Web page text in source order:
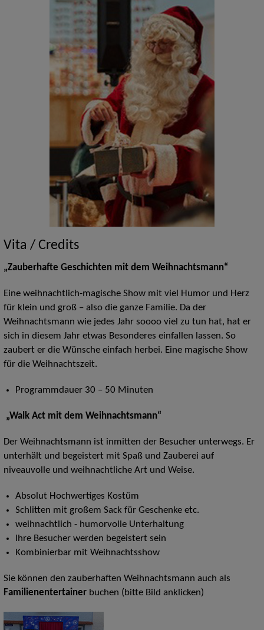
Vita / Credits
„Zauberhafte Geschichten mit dem Weihnachtsmann“
Eine weihnachtlich-magische Show mit viel Humor und Herz
für klein und groß – also die ganze Familie. Da der
Weihnachtsmann wie jedes Jahr soooo viel zu tun hat, hat er
sich in diesem Jahr etwas Besonderes einfallen lassen. So
zaubert er die Wünsche einfach herbei. Eine magische Show
für die Weihnachtszeit.
Programmdauer 30 – 50 Minuten
„Walk Act mit dem Weihnachtsmann“
Der Weihnachtsmann ist inmitten der Besucher unterwegs. Er
unterhält und begeistert mit Spaß und Zauberei auf
niveauvolle und weihnachtliche Art und Weise.
Absolut Hochwertiges Kostüm
Schlitten mit großem Sack für Geschenke etc.
weihnachtlich - humorvolle Unterhaltung
Ihre Besucher werden begeistert sein
Kombinierbar mit Weihnachtsshow
Sie können den zauberhaften Weihnachtsmann auch als
Familienentertainer buchen (bitte Bild anklicken)